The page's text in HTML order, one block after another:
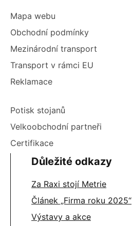
Mapa webu
Obchodní podmínky
Mezinárodní transport
Transport v rámci EU
Reklamace
Potisk stojanů
Velkoobchodní partneři
Certifikace
Důležité odkazy
Za Raxi stojí Metrie
Článek „Firma roku 2025“
Výstavy a akce